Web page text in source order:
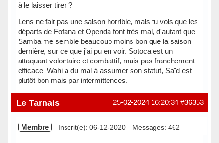
à le laisser tirer ?
Lens ne fait pas une saison horrible, mais tu vois que les
départs de Fofana et Openda font très mal, d'autant que
Samba me semble beaucoup moins bon que la saison
dernière, sur ce que j'ai pu en voir. Sotoca est un
attaquant volontaire et combattif, mais pas franchement
efficace. Wahi a du mal à assumer son statut, Saïd est
plutôt bon mais par intermittences.
Hors ligne #36353
25-02-2024 16:20:34
Le Tarnais
Membre Inscrit(e): 06-12-2020 Messages: 462